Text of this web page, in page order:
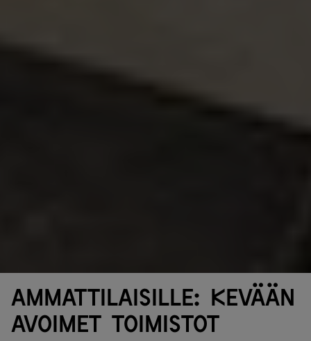
Ammattilaisille: kevään
Avoimet toimistot